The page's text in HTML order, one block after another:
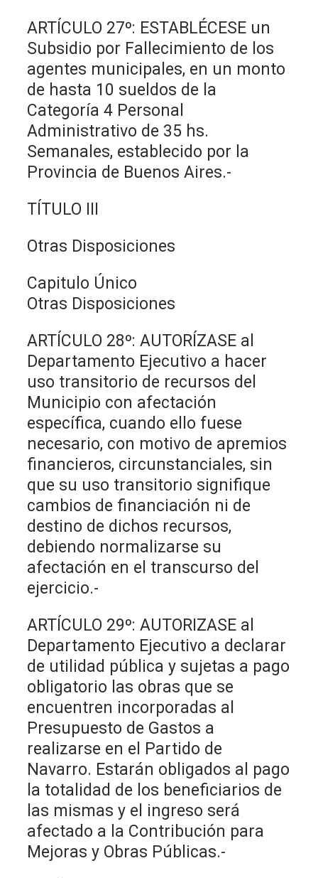
ARTÍCULO 27º: ESTABLÉCESE un
Subsidio por Fallecimiento de los
agentes municipales, en un monto
de hasta 10 sueldos de la
Categoría 4 Personal
Administrativo de 35 hs.
Semanales, establecido por la
Provincia de Buenos Aires.-
TÍTULO III
Otras Disposiciones
Capitulo Único
Otras Disposiciones
ARTÍCULO 28º: AUTORÍZASE al
Departamento Ejecutivo a hacer
uso transitorio de recursos del
Municipio con afectación
específica, cuando ello fuese
necesario, con motivo de apremios
financieros, circunstanciales, sin
que su uso transitorio signifique
cambios de financiación ni de
destino de dichos recursos,
debiendo normalizarse su
afectación en el transcurso del
ejercicio.-
ARTÍCULO 29º: AUTORIZASE al
Departamento Ejecutivo a declarar
de utilidad pública y sujetas a pago
obligatorio las obras que se
encuentren incorporadas al
Presupuesto de Gastos a
realizarse en el Partido de
Navarro. Estarán obligados al pago
la totalidad de los beneficiarios de
las mismas y el ingreso será
afectado a la Contribución para
Mejoras y Obras Públicas.-